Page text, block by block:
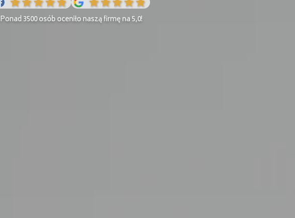
Ponad 3500 osób oceniło naszą firmę na 5,0!